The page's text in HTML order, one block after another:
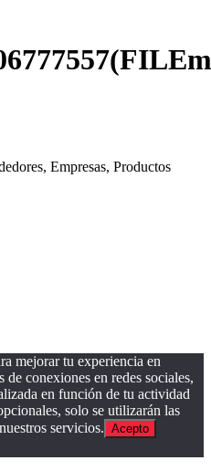
Empresas, Productos
mejorar tu experiencia en
conexiones en redes sociales,
en función de tu actividad
solo se utilizarán las
servicios. Acepto